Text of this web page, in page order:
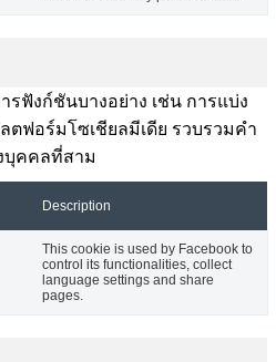
ฟังก์ชันบางอย่าง เช่น การแบ่ง
ตฟอร์มโซเชียลมีเดีย รวบรวมคำ
คคลที่สาม
Description
This cookie is used by Facebook to
control its functionalities, collect
language settings and share
pages.